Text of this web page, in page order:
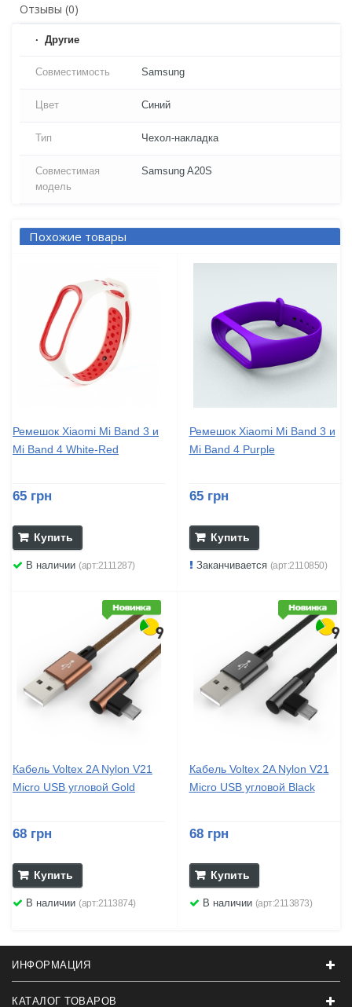
Отзывы (0)
Другие
Совместимость Samsung
Цвет Синий
Тип Чехол-накладка
Совместимая
модель
Samsung A20S
Похожие товары
Ремешок Xiaomi Mi Band 3 и
Mi Band 4 White-Red
65 грн
Купить
В наличии (арт:2111287)
Ремешок Xiaomi Mi Band 3 и
Mi Band 4 Purple
65 грн
Купить
Заканчивается (арт:2110850)
Кабель Voltex 2A Nylon V21
Micro USB угловой Gold
68 грн
Купить
В наличии (арт:2113874)
Кабель Voltex 2A Nylon V21
Micro USB угловой Black
68 грн
Купить
В наличии (арт:2113873)
ИНФОРМАЦИЯ
КАТАЛОГ ТОВАРОВ